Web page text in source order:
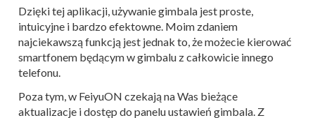
Dzięki tej aplikacji, używanie gimbala jest proste,
intuicyjne i bardzo efektowne. Moim zdaniem
najciekawszą funkcją jest jednak to, że możecie kierować
smartfonem będącym w gimbalu z całkowicie innego
telefonu.
Poza tym, w FeiyuON czekają na Was bieżące
aktualizacje i dostęp do panelu ustawień gimbala. Z